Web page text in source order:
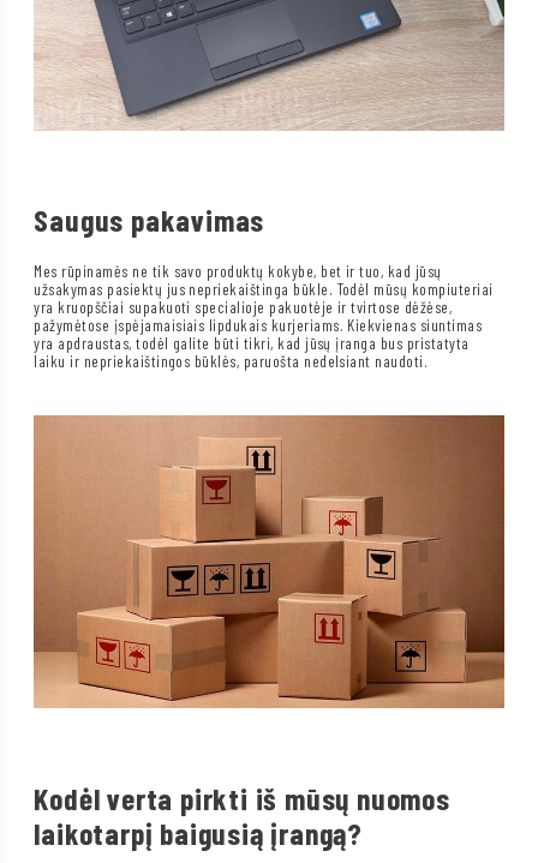
Saugus pakavimas
Mes rūpinamės ne tik savo produktų kokybe, bet ir tuo, kad jūsų
užsakymas pasiektų jus nepriekaištinga būkle. Todėl mūsų kompiuteriai
yra kruopščiai supakuoti specialioje pakuotėje ir tvirtose dėžėse,
pažymėtose įspėjamaisiais lipdukais kurjeriams. Kiekvienas siuntimas
yra apdraustas, todėl galite būti tikri, kad jūsų įranga bus pristatyta
laiku ir nepriekaištingos būklės, paruošta nedelsiant naudoti.
Kodėl verta pirkti iš mūsų nuomos
laikotarpį baigusią įrangą?